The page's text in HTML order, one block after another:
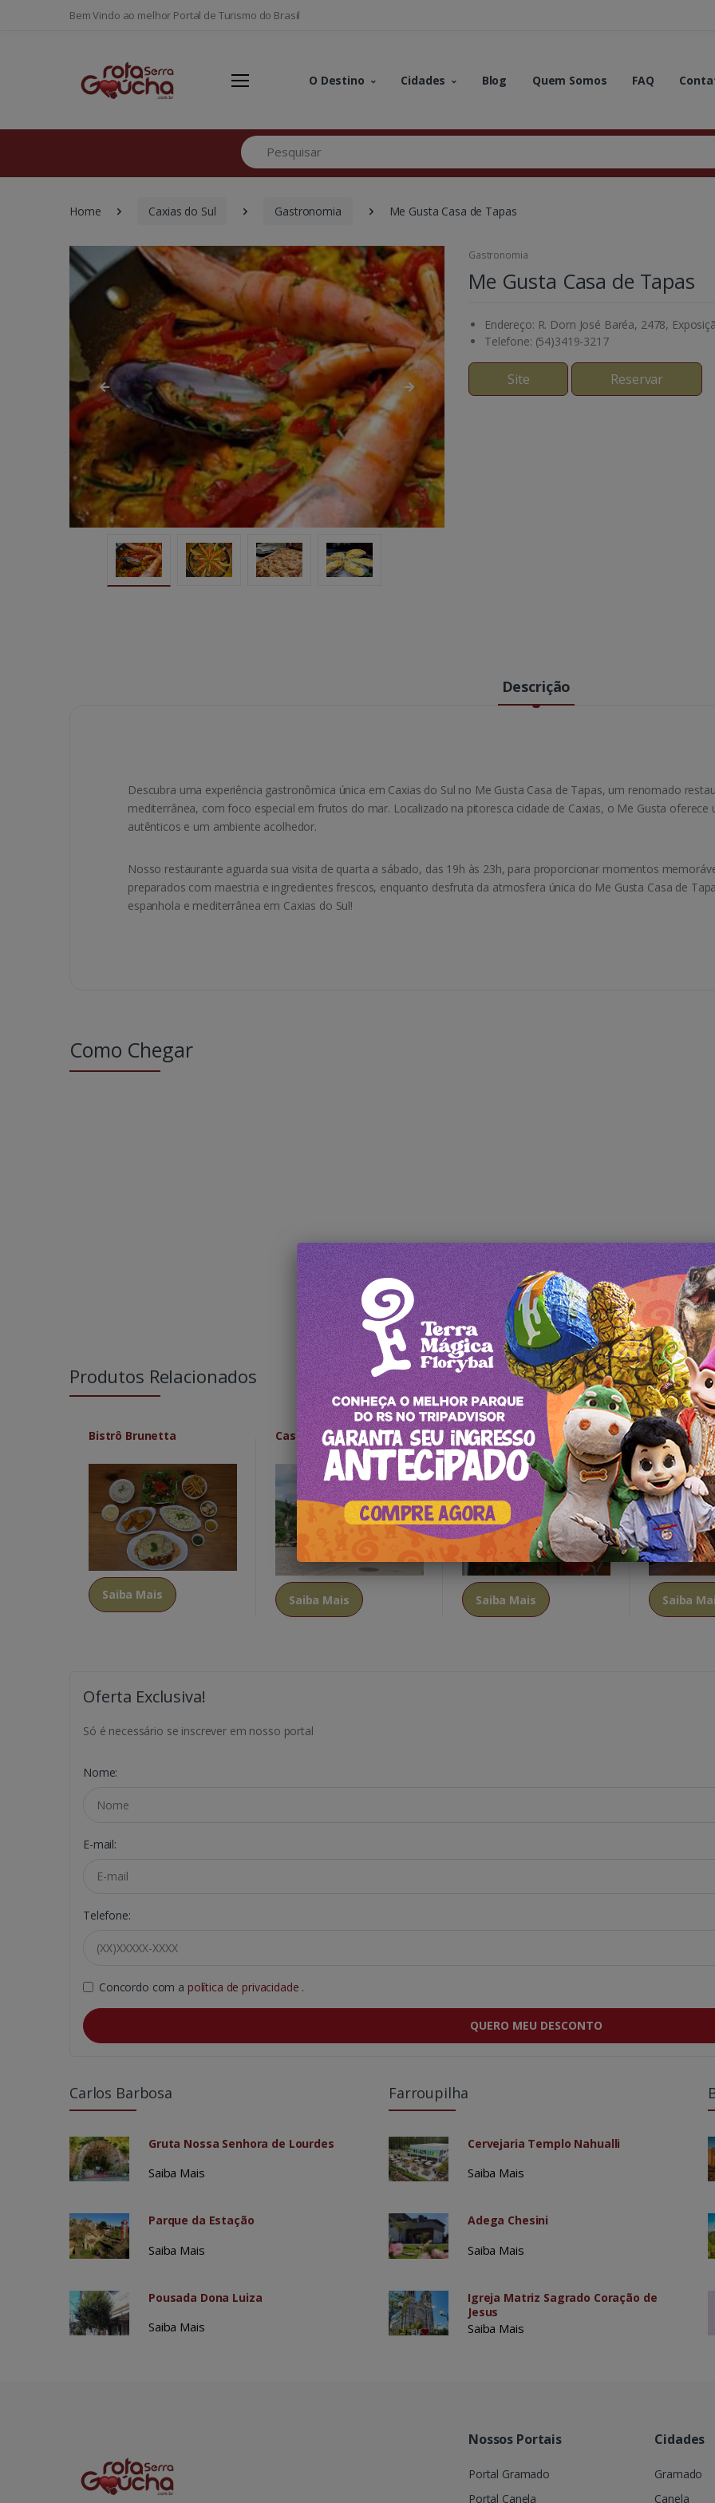
Bem Vindo ao melhor Portal de Turismo do Brasil
O Destino Cidades Blog Quem Somos FAQ
Pesquisar
Home Caxias do Sul Gastronomia Me Gusta Casa de Tapas
Gastronomia
Me Gusta Casa de Tapas
Endereço: R. Dom José Baréa, 2478,
Telefone: (54)3419-3217
Site Reservar
Descrição
Descubra uma experiência gastronômica única em Caxias do Sul no Me Gusta Casa de Tapas, um renomado
mediterrânea, com foco especial em frutos do mar. Localizado na pitoresca cidade de Caxias, o Me Gusta
autênticos e um ambiente acolhedor.
Nosso restaurante aguarda sua visita de quarta a sábado, das 19h às 23h, para proporcionar momentos
preparados com maestria e ingredientes frescos, enquanto desfruta da atmosfera única do Me Gusta Casa de
espanhola e mediterrânea em Caxias do Sul!
Como Chegar
Produtos Relacionados
Bistrô Brunetta
Saiba Mais
Casa Fagundes
Saiba Mais
CATNA - Centro
Saiba Mais
Boaz
Saiba
Oferta Exclusiva!
Só é necessário se inscrever em nosso portal
Nome:
E-mail:
Telefone:
Concordo com a política de privacidade .
QUERO MEU DESCONTO
Carlos Barbosa
Gruta Nossa Senhora de Lourdes
Saiba Mais
Parque da Estação
Saiba Mais
Pousada Dona Luiza
Saiba Mais
Farroupilha
Cervejaria Templo Nahualli
Saiba Mais
Adega Chesini
Saiba Mais
Igreja Matriz Sagrado Coração de
Jesus
Saiba Mais
Nossos Portais
Portal Gramado
Portal Canela
Cidades
Gramado
Canela